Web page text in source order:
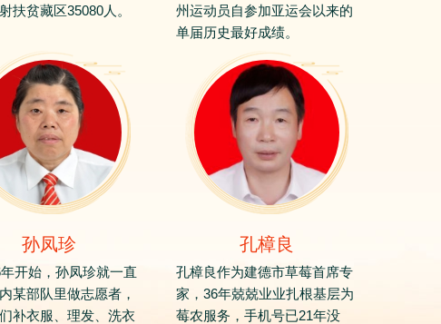
扶贫藏区35080人。
州运动员自参加亚运会以来的
单届历史最好成绩。
孙凤珍
开始，孙凤珍就一直
某部队里做志愿者，
补衣服、理发、洗衣
孔樟良
孔樟良作为建德市草莓首席专
家，36年兢兢业业扎根基层为
莓农服务，手机号已21年没